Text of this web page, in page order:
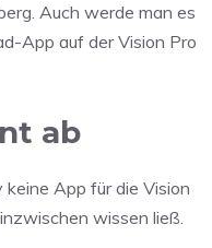
Auch werde man es
App auf der Vision Pro
ab
App für die Vision
wissen ließ.